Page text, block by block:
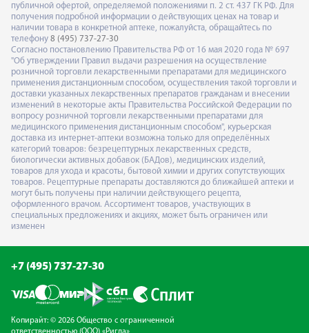
публичной офертой, определяемой положениями п. 2 ст. 437 ГК РФ. Для
получения подробной информации о действующих ценах на товар и
наличии товара в конкретной аптеке, пожалуйста, обращайтесь по
телефону 8 (495) 737-27-30
Согласно постановлению Правительства РФ от 16 мая 2020 года № 697
"Об утверждении Правил выдачи разрешения на осуществление
розничной торговли лекарственными препаратами для медицинского
применения дистанционным способом, осуществления такой торговли и
доставки указанных лекарственных препаратов гражданам и внесении
изменений в некоторые акты Правительства Российской Федерации по
вопросу розничной торговли лекарственными препаратами для
медицинского применения дистанционным способом", курьерская
доставка из интернет-аптеки возможна только для определённых
категорий товаров: безрецептурных лекарственных средств,
биологически активных добавок (БАДов), медицинских изделий,
товаров для ухода и красоты, бытовой химии и других сопутствующих
товаров. Рецептурные препараты доставляются до ближайшей аптеки и
могут быть получены при наличии действующего рецепта,
оформленного врачом. Ассортимент товаров, участвующих в
специальных предложениях и акциях, может быть ограничен или
изменен
+7 (495) 737-27-30
Копирайт: © 2026 Общество с ограниченной